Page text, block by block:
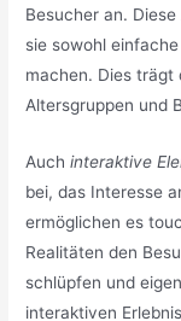
Besucher an.
sie sowohl
machen. Dies trägt
Altersgruppen und
Auchinteraktive
bei, das Interesse
ermöglichen es
Realitäten den
schlüpfen und
interaktiven